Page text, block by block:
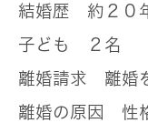
結婚歴 約２０
子ども ２名
離婚請求 離婚
離婚の原因 性